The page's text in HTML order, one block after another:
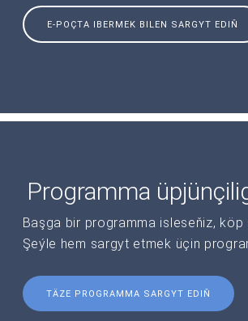
E-POÇTA IBERMEK BILEN SARGYT EDIŇ
Programma
Başga bir programma isleseňiz,
Şeýle hem sargyt etmek üçin
TÄZE PROGRAMMA SARGYT EDIŇ